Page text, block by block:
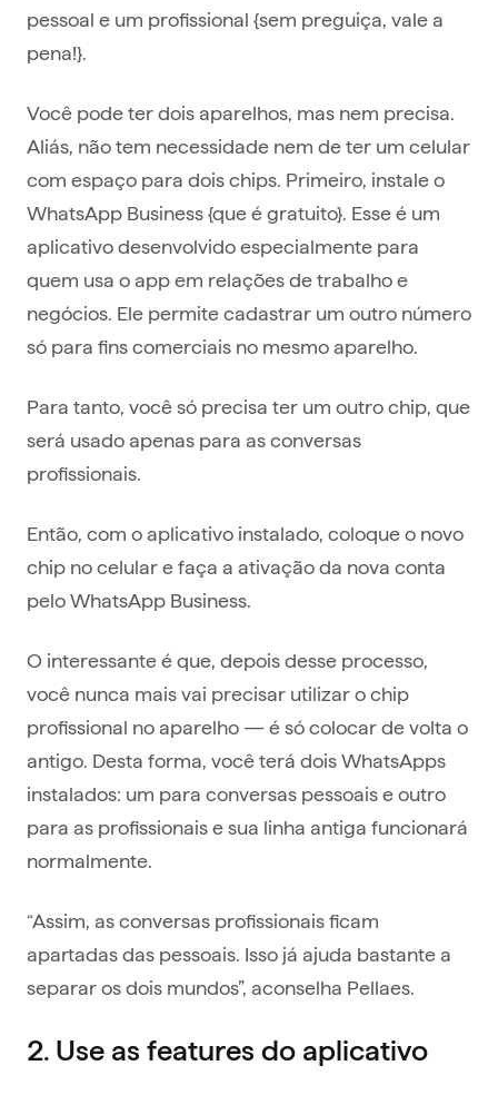
pessoal e um profissional {sem preguiça, vale a
pena!}.
Você pode ter dois aparelhos, mas nem precisa.
Aliás, não tem necessidade nem de ter um celular
com espaço para dois chips. Primeiro, instale o
WhatsApp Business {que é gratuito}. Esse é um
aplicativo desenvolvido especialmente para
quem usa o app em relações de trabalho e
negócios. Ele permite cadastrar um outro número
só para fins comerciais no mesmo aparelho.
Para tanto, você só precisa ter um outro chip, que
será usado apenas para as conversas
profissionais.
Então, com o aplicativo instalado, coloque o novo
chip no celular e faça a ativação da nova conta
pelo WhatsApp Business.
O interessante é que, depois desse processo,
você nunca mais vai precisar utilizar o chip
profissional no aparelho — é só colocar de volta o
antigo. Desta forma, você terá dois WhatsApps
instalados: um para conversas pessoais e outro
para as profissionais e sua linha antiga funcionará
normalmente.
“Assim, as conversas profissionais ficam
apartadas das pessoais. Isso já ajuda bastante a
separar os dois mundos”, aconselha Pellaes.
2. Use as features do aplicativo